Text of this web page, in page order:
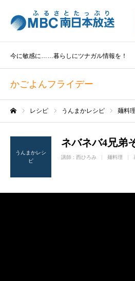
かごよんフライデー
今に敏感に……暮らしにツナガル情報を！
レシピ うんまかレシピ 麺料理
うんまかレシ
ピ
ネバネバ4兄弟
講師 : 西ひろみ 麺料理